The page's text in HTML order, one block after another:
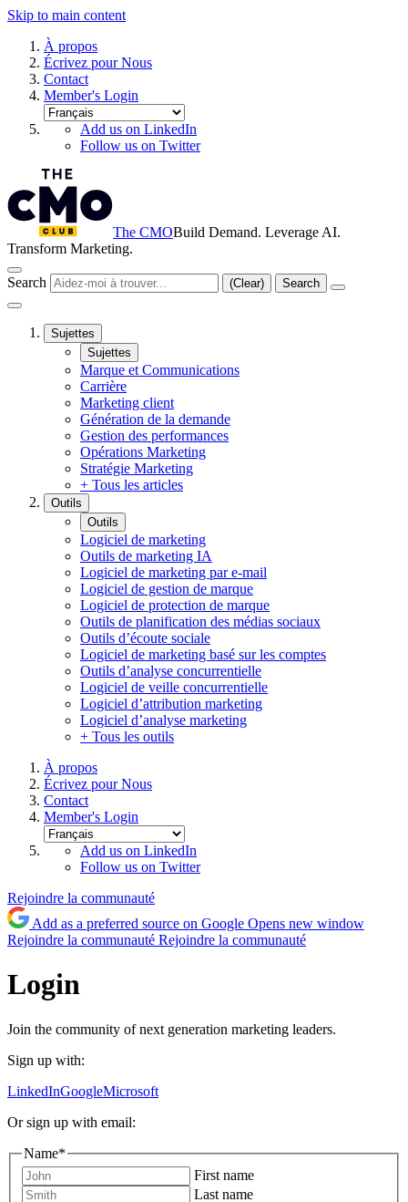
Skip to main content
À propos
Écrivez pour Nous
Contact
Member's Login
Add us on LinkedIn
Follow us on Twitter
The CMOBuild Demand. Leverage AI.
Transform Marketing.
Search (Clear) Search
Sujettes
Sujettes
Marque et Communications
Carrière
Marketing client
Génération de la demande
Gestion des performances
Opérations Marketing
Stratégie Marketing
+ Tous les articles
Outils
Outils
Logiciel de marketing
Outils de marketing IA
Logiciel de marketing par e-mail
Logiciel de gestion de marque
Logiciel de protection de marque
Outils de planification des médias sociaux
Outils d’écoute sociale
Logiciel de marketing basé sur les comptes
Outils d’analyse concurrentielle
Logiciel de veille concurrentielle
Logiciel d’attribution marketing
Logiciel d’analyse marketing
+ Tous les outils
À propos
Écrivez pour Nous
Contact
Member's Login
Add us on LinkedIn
Follow us on Twitter
Rejoindre la communauté
Add as a preferred source on Google Opens new window
Rejoindre la communauté Rejoindre la communauté
Login
Join the community of next generation marketing leaders.
Sign up with:
LinkedInGoogleMicrosoft
Or sign up with email:
Name*
First name
Last name